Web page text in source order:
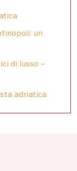
un
di lusso –
adriatica